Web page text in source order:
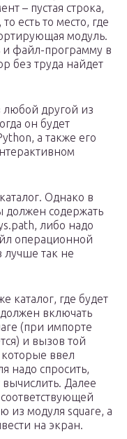
– пустая строка,
есть то место, где
модуль.
и файл-программу в
без труда найдет
другой из
он будет
а также его
Однако в
должен содержать
либо надо
операционной
лучше так не
каталог, где будет
включать
(при импорте
и вызов той
ввел
надо спросить,
Далее
из модуля square, а
на экран.